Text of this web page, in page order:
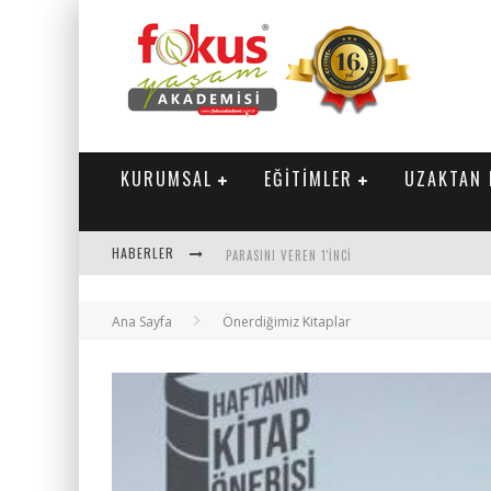
KURUMSAL EĞİTİMLER UZAKTAN
HABERLER PARASINI VEREN 1'INCI
"SEKTÖRLE BULUŞUYORUZ" TOPLANTISI
Ana Sayfa Önerdiğimiz Kitaplar